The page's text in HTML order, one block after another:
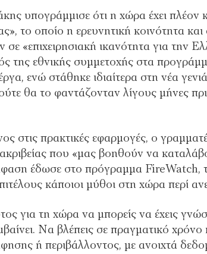
υπογράμμισε ότι η χώρα έχει πλέον
το οποίο η ερευνητική κοινότητα
σε «επιχειρησιακή ικανότητα για την
της εθνικής συμμετοχής στα
ενώ στάθηκε ιδιαίτερα στη νέα
θα το φαντάζονταν λίγους μήνες
στις πρακτικές εφαρμογές, ο
που «μας βοηθούν να
έδωσε στο πρόγραμμα FireWatch,
κάποιοι μύθοι στη χώρα περί
για τη χώρα να μπορείς να έχεις
Να βλέπεις σε πραγματικό
ή περιβάλλοντος, με ανοιχτά